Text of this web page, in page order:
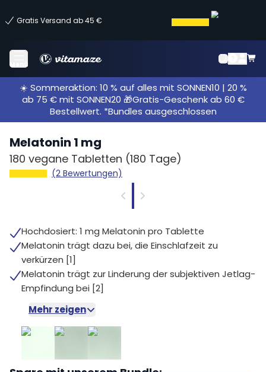
Gratis Versand ab 45 €
Menü
☀️ Sommeraktion: 10 % auf alles mit SONNEN10 | 20 %
ab 75 € mit SONNEN20 🎁Gratis-Geschenk ab 60 €
Bestellwert. *Bundles ausgeschlossen
Melatonin 1 mg
180 vegane Tabletten (180 Tage)
(2 Bewertungen)
Hochdosiert: 1 mg Melatonin pro Tablette
Melatonin trägt dazu bei, die Einschlafzeit zu
verkürzen [1]
Melatonin trägt zur Linderung der subjektiven Jetlag-
Empfindung bei [2]
Mehr zeigen